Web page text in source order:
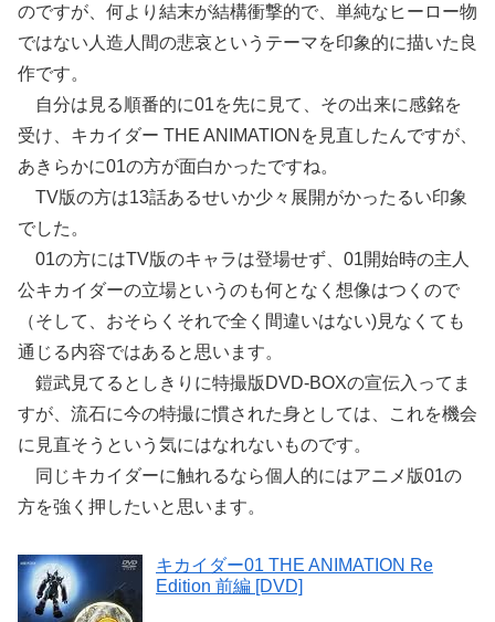
のですが、何より結末が結構衝撃的で、単純なヒーロー物
ではない人造人間の悲哀というテーマを印象的に描いた良
作です。
自分は見る順番的に01を先に見て、その出来に感銘を
受け、キカイダー THE ANIMATIONを見直したんですが、
あきらかに01の方が面白かったですね。
TV版の方は13話あるせいか少々展開がかったるい印象
でした。
01の方にはTV版のキャラは登場せず、01開始時の主人
公キカイダーの立場というのも何となく想像はつくので
（そして、おそらくそれで全く間違いはない)見なくても
通じる内容ではあると思います。
鎧武見てるとしきりに特撮版DVD-BOXの宣伝入ってま
すが、流石に今の特撮に慣された身としては、これを機会
に見直そうという気にはなれないものです。
同じキカイダーに触れるなら個人的にはアニメ版01の
方を強く押したいと思います。
キカイダー01 THE ANIMATION Re
Edition 前編 [DVD]